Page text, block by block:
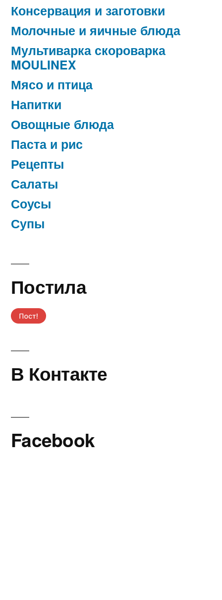
Консервация и заготовки
Молочные и яичные блюда
Мультиварка скороварка
MOULINEX
Мясо и птица
Напитки
Овощные блюда
Паста и рис
Рецепты
Салаты
Соусы
Супы
Постила
В Контакте
Facebook